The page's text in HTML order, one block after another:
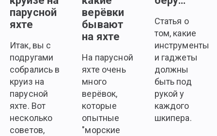
парусной
яхте
Итак, вы с
подругами
собрались в
круиз на
парусной
яхте. Вот
несколько
советов,
верёвки
бывают
на яхте
На парусной
яхте очень
много
верёвок,
которые
опытные
"морские
Статья о
том, какие
инструменты
и гаджеты
должны
быть под
рукой у
каждого
шкипера.